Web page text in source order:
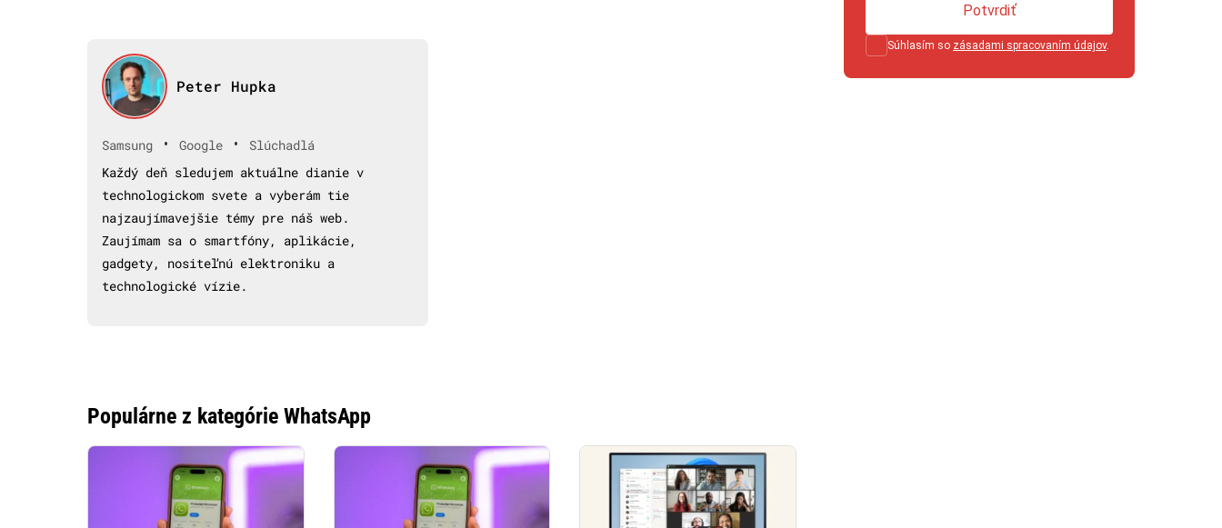
Peter Hupka
Samsung • Google •
Slúchadlá
Každý deň sledujem aktuálne dianie v
technologickom svete a vyberám tie
najzaujímavejšie témy pre náš web.
Zaujímam sa o smartfóny, aplikácie,
gadgety, nositeľnú elektroniku a
technologické vízie.
Populárne z kategórie WhatsApp
Súhlasím so zásadami spracovaním údajov.
Potvrdiť